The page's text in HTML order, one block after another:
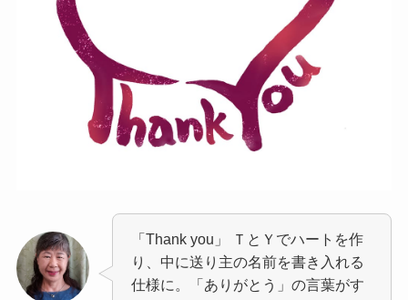
「Thank you」 ＴとＹでハートを作
り、中に送り主の名前を書き入れる
仕様に。「ありがとう」の言葉がす